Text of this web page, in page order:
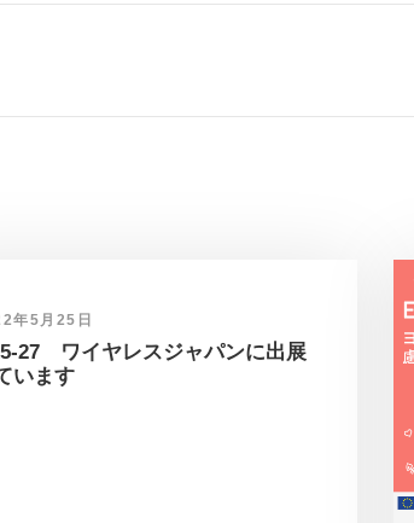
年5月25日
27 ワイヤレスジャパンに出展
います